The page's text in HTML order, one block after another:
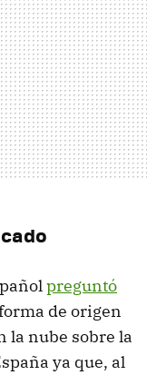
preguntó
de origen
la nube sobre la
ya que, al